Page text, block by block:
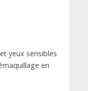
yeux sensibles
en